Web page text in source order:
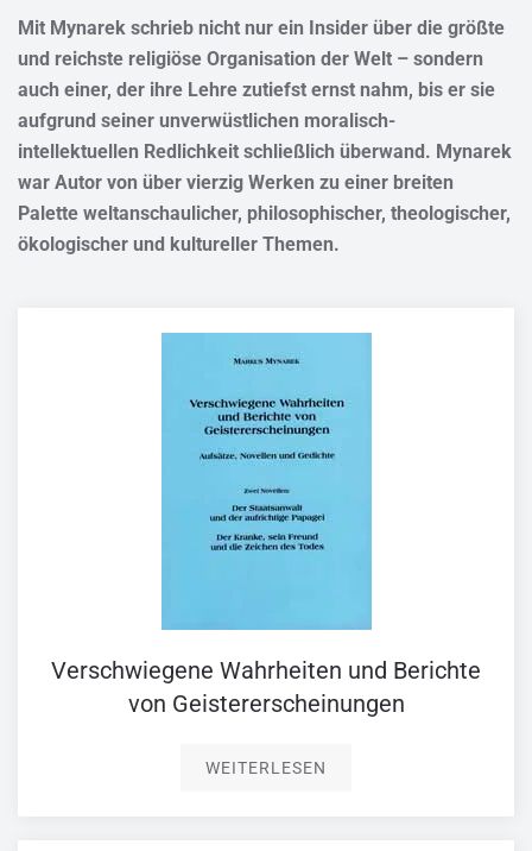
Mit Mynarek schrieb nicht nur ein Insider über die größte
und reichste religiöse Organisation der Welt – sondern
auch einer, der ihre Lehre zutiefst ernst nahm, bis er sie
aufgrund seiner unverwüstlichen moralisch-
intellektuellen Redlichkeit schließlich überwand. Mynarek
war Autor von über vierzig Werken zu einer breiten
Palette weltanschaulicher, philosophischer, theologischer,
ökologischer und kultureller Themen.
Verschwiegene Wahrheiten und Berichte
von Geistererscheinungen
WEITERLESEN